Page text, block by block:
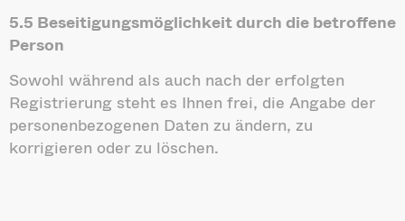
5.5 Beseitigungsmöglichkeit durch die betroffene
Person
Sowohl während als auch nach der erfolgten
Registrierung steht es Ihnen frei, die Angabe der
personenbezogenen Daten zu ändern, zu
korrigieren oder zu löschen.